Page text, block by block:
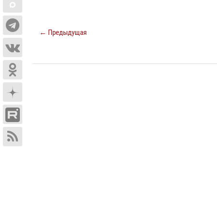
← Предыдущая